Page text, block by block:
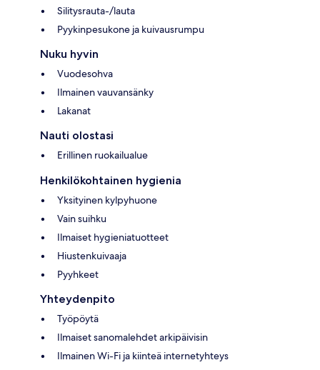
Silitysrauta-/lauta
Pyykinpesukone ja kuivausrumpu
Nuku hyvin
Vuodesohva
Ilmainen vauvansänky
Lakanat
Nauti olostasi
Erillinen ruokailualue
Henkilökohtainen hygienia
Yksityinen kylpyhuone
Vain suihku
Ilmaiset hygieniatuotteet
Hiustenkuivaaja
Pyyhkeet
Yhteydenpito
Työpöytä
Ilmaiset sanomalehdet arkipäivisin
Ilmainen Wi-Fi ja kiinteä internetyhteys